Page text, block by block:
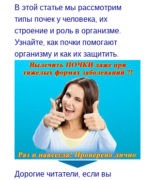
В этой статье мы рассмотрим
типы почек у человека, их
строение и роль в организме.
Узнайте, как почки помогают
организму и как их защитить.
Дорогие читатели, если вы